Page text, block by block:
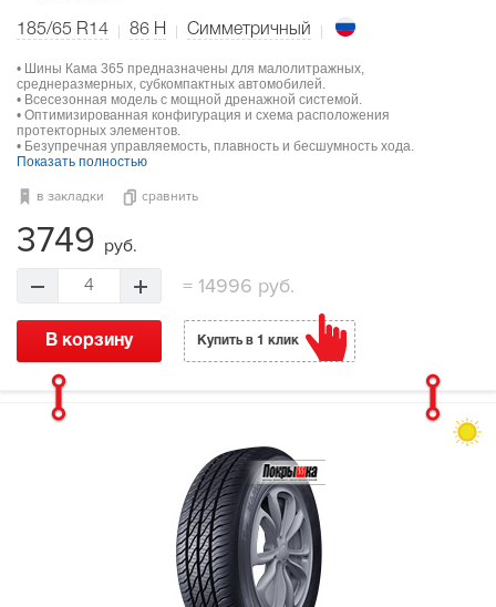
185/65 R14 86 H Симметричный
• Шины Кама 365 предназначены для малолитражных,
среднеразмерных, субкомпактных автомобилей.
• Всесезонная модель с мощной дренажной системой.
• Оптимизированная конфигурация и схема расположения
протекторных элементов.
• Безупречная управляемость, плавность и бесшумность хода.
Показать полностью
в закладки сравнить
3749 руб.
4 = 14996 руб.
В корзину Купить в 1 клик